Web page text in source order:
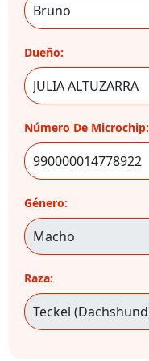
Dueño:
Número De Microchip:
Género:
Raza: